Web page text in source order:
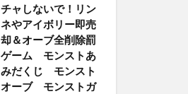
チャしないで！リン
ネやアイボリー即売
却＆オーブ全削除罰
ゲーム モンストあ
みだくじ モンスト
オーブ モンストガ